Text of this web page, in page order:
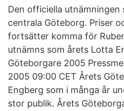
Den officiella utnämningen
centrala Göteborg. Priser
fortsätter komma för
utnämns som årets Lotta
Göteborgare 2005
2005 09:00 CET Årets
Engberg som i många år
stor publik. Årets